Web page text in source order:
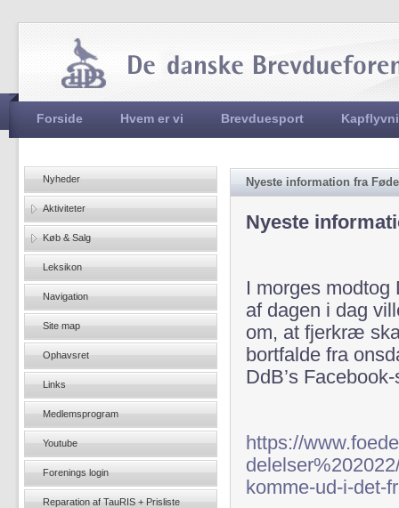
Hovedmenu
Forside Hvem er vi Brevduesport
Nyeste information fra
Nyeste
I morges
af dagen i dag
om, at fjerkræ
bortfalde fra
DdB’s
https://
komme-ud-i-det-
Nyheder
Aktiviteter
Køb & Salg
Leksikon
Navigation
Site map
Ophavsret
Links
Medlemsprogram
Youtube
Forenings login
Reparation af TauRIS + Prisliste